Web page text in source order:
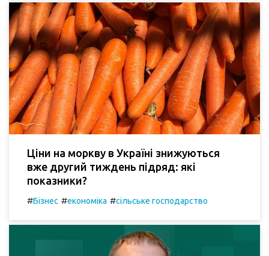
Ціни на моркву в Україні знижуються
вже другий тиждень підряд: які
показники?
#Бізнес #економіка #сільське господарство